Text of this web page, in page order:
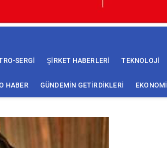
SERGİ ŞİRKET HABERLERİ TEKNOLOJİ
HABER GÜNDEMİN GETİRDİKLERİ EKONOMİ